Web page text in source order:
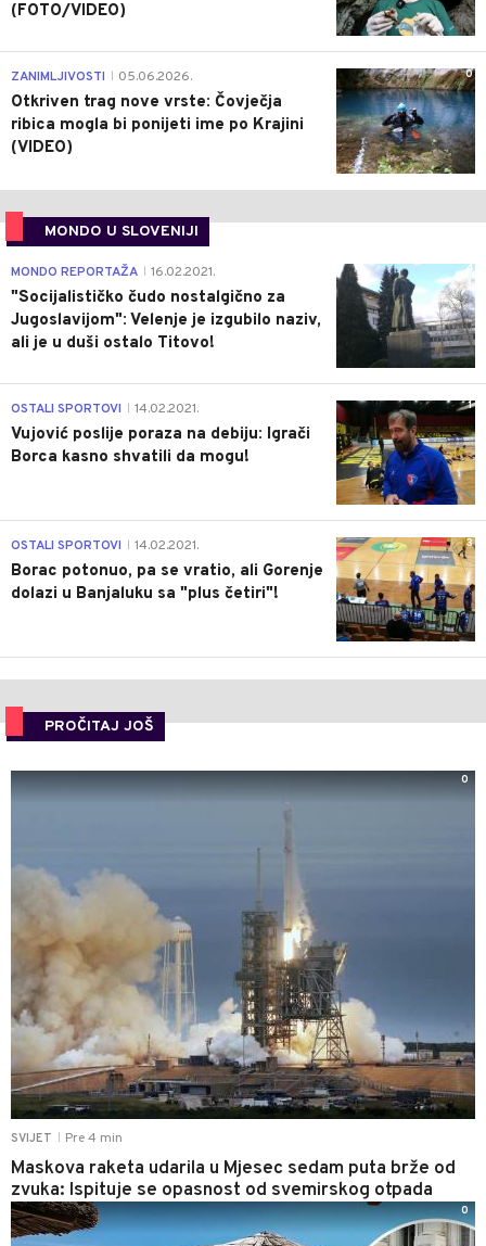
(FOTO/VIDEO)
0
ZANIMLJIVOSTI 05.06.2026.
Otkriven trag nove vrste: Čovječja
ribica mogla bi ponijeti ime po Krajini
(VIDEO)
MONDO U SLOVENIJI
4
MONDO REPORTAŽA 16.02.2021.
"Socijalističko čudo nostalgično za
Jugoslavijom": Velenje je izgubilo naziv,
ali je u duši ostalo Titovo!
1
OSTALI SPORTOVI 14.02.2021.
Vujović poslije poraza na debiju: Igrači
Borca kasno shvatili da mogu!
3
OSTALI SPORTOVI 14.02.2021.
Borac potonuo, pa se vratio, ali Gorenje
dolazi u Banjaluku sa "plus četiri"!
PROČITAJ JOŠ
SVIJET Pre 4 min
Maskova raketa udarila u Mjesec sedam puta brže od
zvuka: Ispituje se opasnost od svemirskog otpada
0
0